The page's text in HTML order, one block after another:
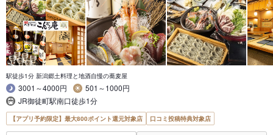
駅徒歩1分 新潟郷土料理と地酒自慢の蕎麦屋
3001～4000円
501～1000円
JR御徒町駅南口徒歩1分
【アプリ予約限定】最大800ポイント還元対象店 口コミ投稿特典対象店